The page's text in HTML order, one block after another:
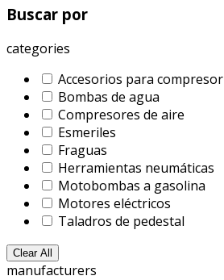
Buscar por
categories
Accesorios para compresor
Bombas de agua
Compresores de aire
Esmeriles
Fraguas
Herramientas neumáticas
Motobombas a gasolina
Motores eléctricos
Taladros de pedestal
Clear All
manufacturers